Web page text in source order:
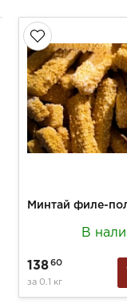
В
138 60
за 0.1 кг